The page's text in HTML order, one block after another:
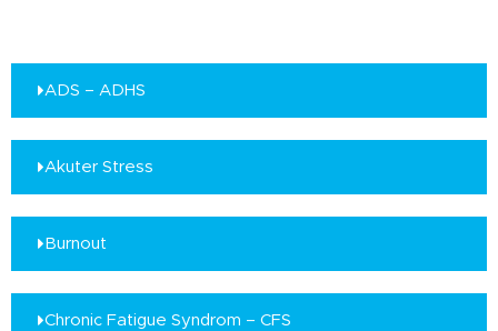
ADS – ADHS
Akuter Stress
Burnout
Chronic Fatigue Syndrom – CFS